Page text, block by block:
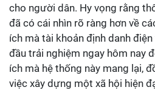
cho người dân. Hy vọng rằng
đã có cái nhìn rõ ràng hơn về
ích mà tài khoản định danh
đầu trải nghiệm ngay hôm nay
ích mà hệ thống này mang lại,
việc xây dựng một xã hội hiện